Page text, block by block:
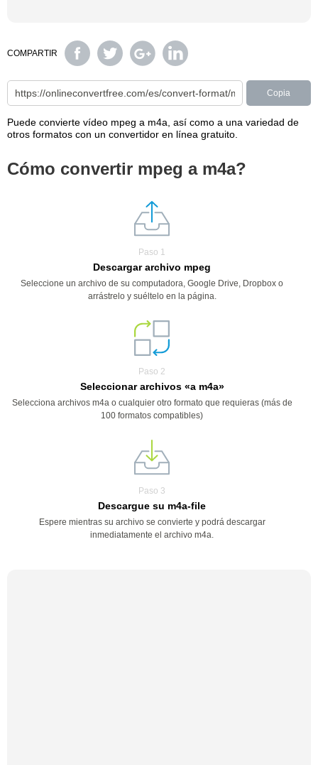
COMPARTIR
Copia
Puede convierte vídeo mpeg a m4a, así como a una variedad de
otros formatos con un convertidor en línea gratuito.
Cómo convertir mpeg a m4a?
Paso 1
Descargar archivo mpeg
Seleccione un archivo de su computadora, Google Drive, Dropbox o
arrástrelo y suéltelo en la página.
Paso 2
Seleccionar archivos «a m4a»
Selecciona archivos m4a o cualquier otro formato que requieras (más de
100 formatos compatibles)
Paso 3
Descargue su m4a-file
Espere mientras su archivo se convierte y podrá descargar
inmediatamente el archivo m4a.